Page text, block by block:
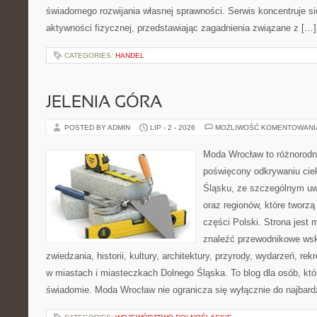
świadomego rozwijania własnej sprawności. Serwis koncentruje
aktywności fizycznej, przedstawiając zagadnienia związane z […]
CATEGORIES: HANDEL
JELENIA GÓRA
POSTED BY ADMIN LIP - 2 - 2026 MOŻLIWOŚĆ
Moda Wrocław to
poświęcony odkrywaniu
Śląsku, ze szczególnym
oraz regionów, które
części Polski. Strona jest
znaleźć przewodnikowe
zwiedzania, historii, kultury, architektury, przyrody, wydarzeń,
w miastach i miasteczkach Dolnego Śląska. To blog dla osób,
świadomie. Moda Wrocław nie ogranicza się wyłącznie do